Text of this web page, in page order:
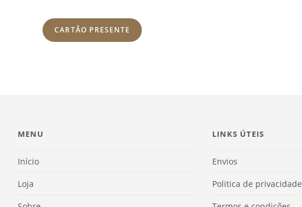
CARTÃO PRESENTE
MENU
Início
Loja
LINKS ÚTEIS
Envios
Politica de privacidade